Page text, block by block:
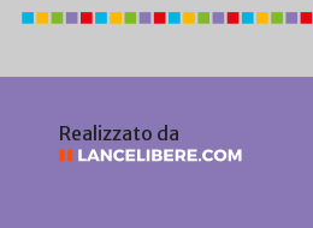
Realizzato da